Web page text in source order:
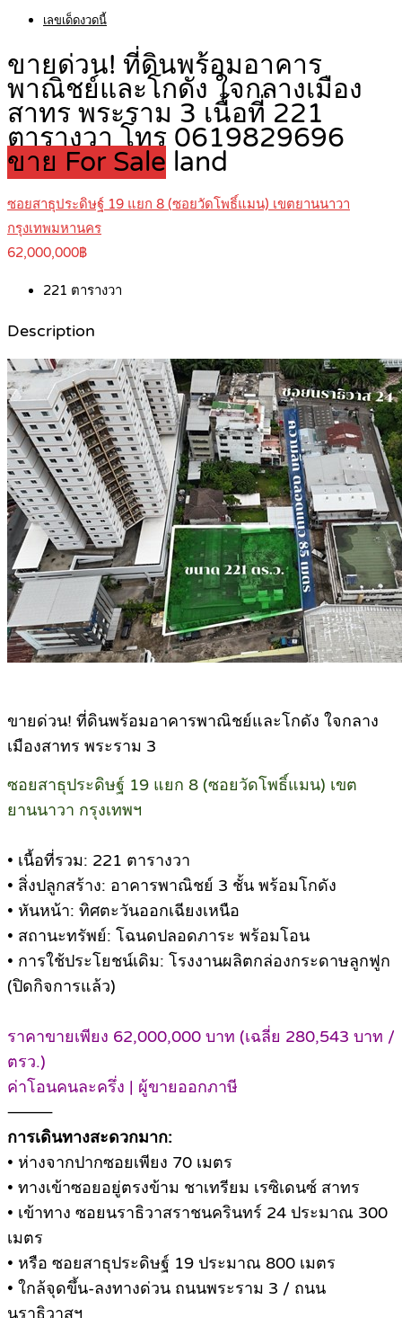
เลขเด็ดงวดนี้
ขายด่วน! ที่ดินพร้อมอาคาร
พาณิชย์และโกดัง ใจกลางเมือง
สาทร พระราม 3 เนื้อที่ 221
ตารางวา โทร 0619829696
ขาย For Sale land
ซอยสาธุประดิษฐ์ 19 แยก 8 (ซอยวัดโพธิ์แมน) เขตยานนาวา
กรุงเทพมหานคร
62,000,000฿
221 ตารางวา
Description
ขายด่วน! ที่ดินพร้อมอาคารพาณิชย์และโกดัง ใจกลาง
เมืองสาทร พระราม 3
ซอยสาธุประดิษฐ์ 19 แยก 8 (ซอยวัดโพธิ์แมน) เขต
ยานนาวา กรุงเทพฯ
• เนื้อที่รวม: 221 ตารางวา
• สิ่งปลูกสร้าง: อาคารพาณิชย์ 3 ชั้น พร้อมโกดัง
• หันหน้า: ทิศตะวันออกเฉียงเหนือ
• สถานะทรัพย์: โฉนดปลอดภาระ พร้อมโอน
• การใช้ประโยชน์เดิม: โรงงานผลิตกล่องกระดาษลูกฟูก
(ปิดกิจการแล้ว)
ราคาขายเพียง 62,000,000 บาท (เฉลี่ย 280,543 บาท /
ตรว.)
ค่าโอนคนละครึ่ง | ผู้ขายออกภาษี
⸻
การเดินทางสะดวกมาก:
• ห่างจากปากซอยเพียง 70 เมตร
• ทางเข้าซอยอยู่ตรงข้าม ชาเทรียม เรซิเดนซ์ สาทร
• เข้าทาง ซอยนราธิวาสราชนครินทร์ 24 ประมาณ 300
เมตร
• หรือ ซอยสาธุประดิษฐ์ 19 ประมาณ 800 เมตร
• ใกล้จุดขึ้น-ลงทางด่วน ถนนพระราม 3 / ถนน
นราธิวาสฯ